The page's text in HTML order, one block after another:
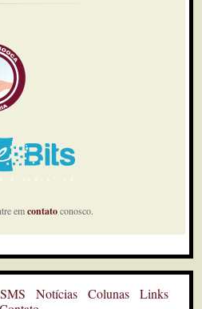
emcontatoconosco.
SMS Notícias Colunas
Links